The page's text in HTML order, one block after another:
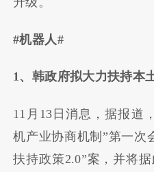
#机器人#
1、韩政府拟大力扶持本
11月13日消息，据报道
机产业协商机制”第一次
扶持政策2.0”案，并将